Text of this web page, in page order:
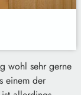
wohl sehr gerne
einem der